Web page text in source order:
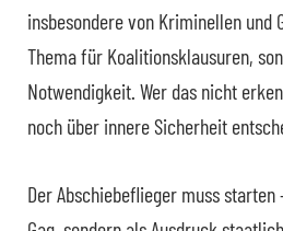
insbesondere von Kriminellen und
Thema für Koalitionsklausuren,
Notwendigkeit. Wer das nicht
noch über innere Sicherheit
Der Abschiebeflieger muss